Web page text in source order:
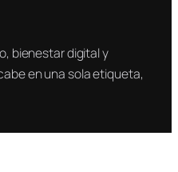
bienestar digital y
en una sola etiqueta,